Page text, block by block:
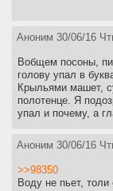
Аноним 30/06/16
Вобщем посоны,
голову упал в
Крыльями машет,
полотенце. Я
упал и почему, а
Аноним 30/06/16
>>98350
Воду не пьет, толи